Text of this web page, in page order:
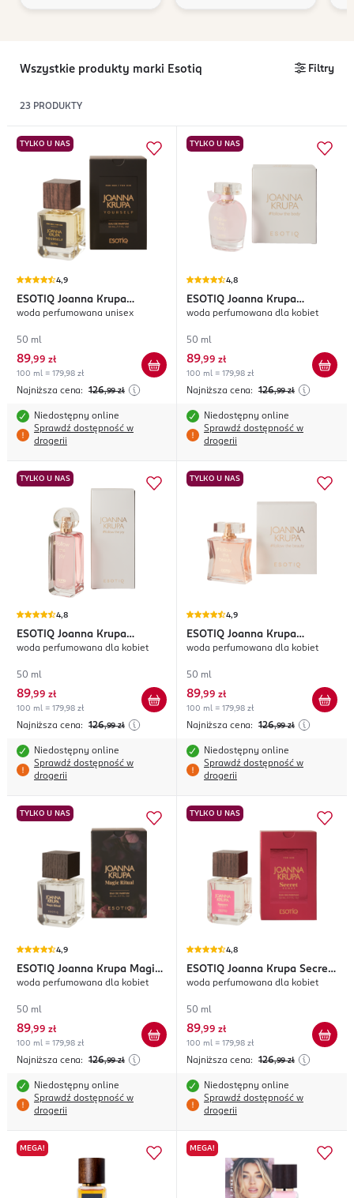
Wszystkie produkty marki Esotiq Filtry
23 PRODUKTY
TYLKO U NAS
4,9
ESOTIQ Joanna Krupa
Yourself
woda perfumowana unisex
50 ml
89,99 zł
100 ml = 179,98 zł
Najniższa cena: 126,99 zł
Niedostępny online
Sprawdź dostępność w
drogerii
TYLKO U NAS
4,8
ESOTIQ Joanna Krupa
#follow the body
woda perfumowana dla kobiet
50 ml
89,99 zł
100 ml = 179,98 zł
Najniższa cena: 126,99 zł
Niedostępny online
Sprawdź dostępność w
drogerii
TYLKO U NAS
4,8
ESOTIQ Joanna Krupa
#follow the joy
woda perfumowana dla kobiet
50 ml
89,99 zł
100 ml = 179,98 zł
Najniższa cena: 126,99 zł
Niedostępny online
Sprawdź dostępność w
drogerii
TYLKO U NAS
4,9
ESOTIQ Joanna Krupa
#follow the beauty
woda perfumowana dla kobiet
50 ml
89,99 zł
100 ml = 179,98 zł
Najniższa cena: 126,99 zł
Niedostępny online
Sprawdź dostępność w
drogerii
TYLKO U NAS
4,9
ESOTIQ Joanna Krupa Magic
Ritual
woda perfumowana dla kobiet
50 ml
89,99 zł
100 ml = 179,98 zł
Najniższa cena: 126,99 zł
Niedostępny online
Sprawdź dostępność w
drogerii
TYLKO U NAS
4,8
ESOTIQ Joanna Krupa Secret
Sense
woda perfumowana dla kobiet
50 ml
89,99 zł
100 ml = 179,98 zł
Najniższa cena: 126,99 zł
Niedostępny online
Sprawdź dostępność w
drogerii
MEGA! MEGA!